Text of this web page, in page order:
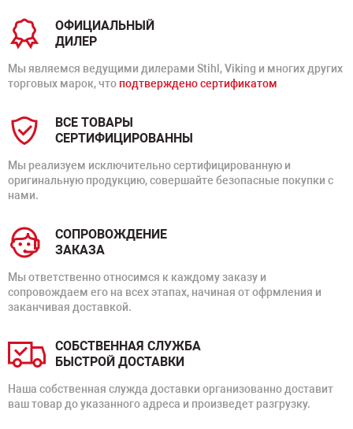
ОФИЦИАЛЬНЫЙ
ДИЛЕР
Мы являемся ведущими дилерами Stihl, Viking и многих других
торговых марок, что подтверждено сертификатом
ВСЕ ТОВАРЫ
СЕРТИФИЦИРОВАННЫ
Мы реализуем исключительно сертифицированную и
оригинальную продукцию, совершайте безопасные покупки с
нами.
СОПРОВОЖДЕНИЕ
ЗАКАЗА
Мы ответственно относимся к каждому заказу и
сопровождаем его на всех этапах, начиная от офрмления и
заканчивая доставкой.
СОБСТВЕННАЯ СЛУЖБА
БЫСТРОЙ ДОСТАВКИ
Наша собственная служда доставки организованно доставит
ваш товар до указанного адреса и произведет разгрузку.